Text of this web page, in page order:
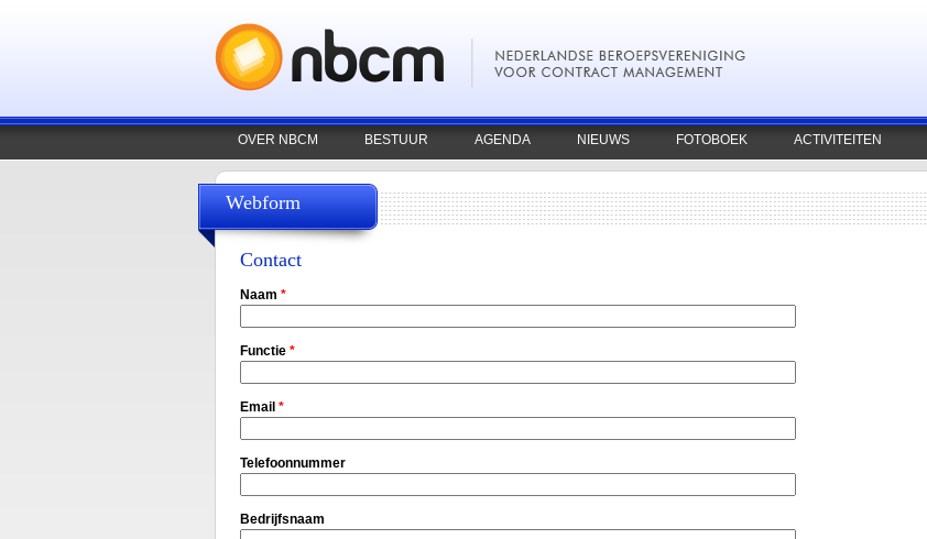
OVER NBCM BESTUUR AGENDA NIEUWS FOTOBOEK ACTIVITEITEN
Webform
Contact
Naam *
Functie *
Email *
Telefoonnummer
Bedrijfsnaam